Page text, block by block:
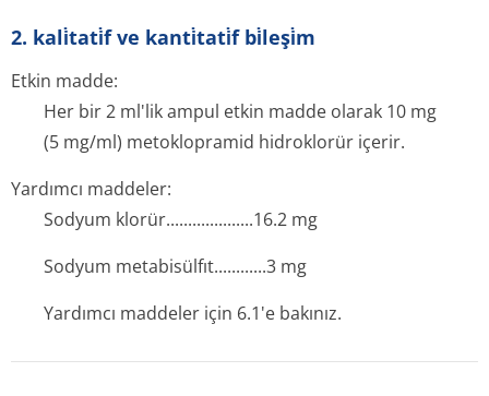
2. kali̇tati̇f ve kanti̇tati̇f bi̇leşi̇m
Etkin madde:
Her bir 2 ml'lik ampul etkin madde olarak 10 mg
(5 mg/ml) metoklopramid hidroklorür içerir.
Yardımcı maddeler:
Sodyum klorür.......­.............16­.2 mg
Sodyum metabisülfıt.­...........3 mg
Yardımcı maddeler için 6.1'e bakınız.